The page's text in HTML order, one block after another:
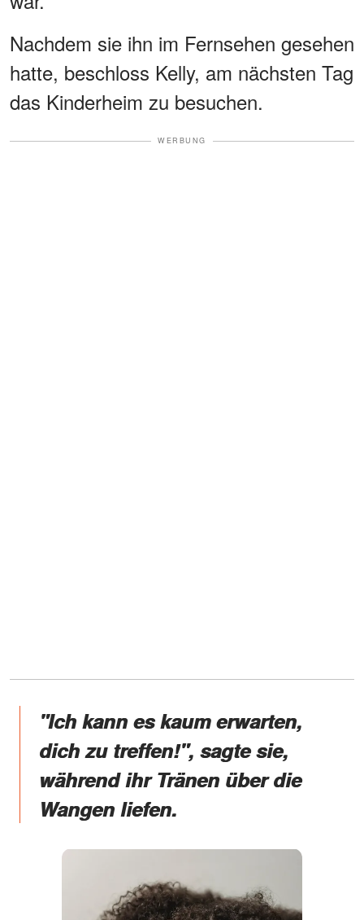
Nachdem sie ihn im Fernsehen gesehen
hatte, beschloss Kelly, am nächsten Tag
das Kinderheim zu besuchen.
WERBUNG
"Ich kann es kaum erwarten,
dich zu treffen!", sagte sie,
während ihr Tränen über die
Wangen liefen.